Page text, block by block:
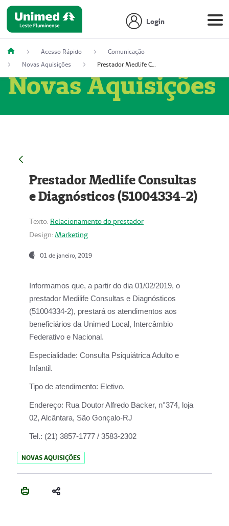
Login
Acesso Rápido
Comunicação
Novas Aquisições
Prestador Medlife Consultas e Diagnósticos (51004334-2)
Novas Aquisições
Prestador Medlife Consultas
e Diagnósticos (51004334-2)
Texto: Relacionamento do prestador
Design: Marketing
01 de janeiro, 2019
Informamos que, a partir do dia 01/02/2019, o
prestador Medilife Consultas e Diagnósticos
(51004334-2), prestará os atendimentos aos
beneficiários da Unimed Local, Intercâmbio
Federativo e Nacional.
Especialidade: Consulta Psiquiátrica Adulto e
Infantil.
Tipo de atendimento: Eletivo.
Endereço: Rua Doutor Alfredo Backer, n°374, loja
02, Alcântara, São Gonçalo-RJ
Tel.: (21) 3857-1777 / 3583-2302
NOVAS AQUISIÇÕES